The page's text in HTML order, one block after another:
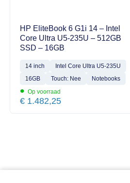
HP EliteBook 6 G1i 14 – Intel
Core Ultra U5-235U – 512GB
SSD – 16GB
14 inch
Intel Core Ultra U5-235U
16GB
Touch: Nee Notebooks
• Op voorraad
€ 1.482,25